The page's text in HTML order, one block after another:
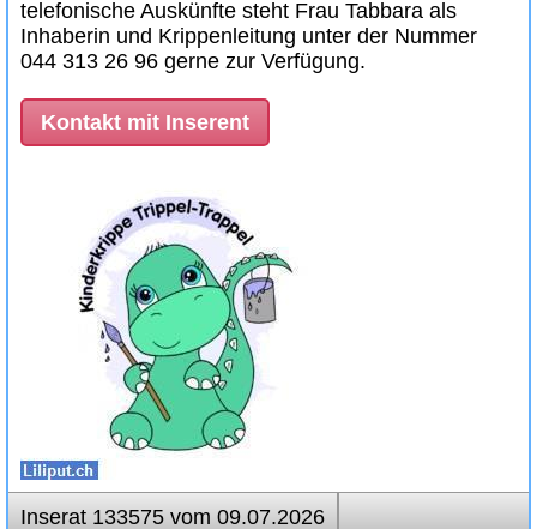
telefonische Auskünfte steht Frau Tabbara als
Inhaberin und Krippenleitung unter der Nummer
044 313 26 96 gerne zur Verfügung.
Kontakt mit Inserent
Inserat 133575 vom 09.07.2026